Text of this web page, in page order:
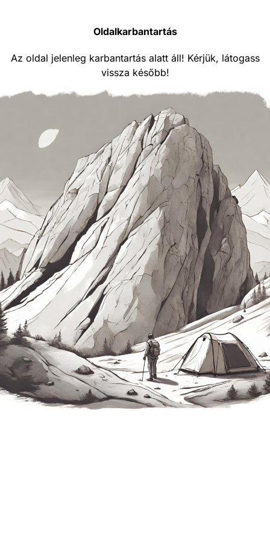
Oldalkarbantartás
Az oldal jelenleg karbantartás alatt áll! Kérjük, látogass
vissza később!